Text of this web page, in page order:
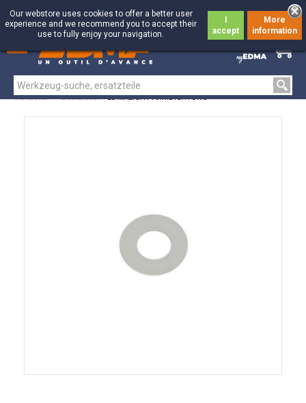
0
0
Our webstore uses cookies to offer a better user
experience and we recommend you to accept their
use to fully enjoy your navigation.
accept
More
information
Startseite > Ersatzteile > EDMALIGHT ARMDICHTUNG